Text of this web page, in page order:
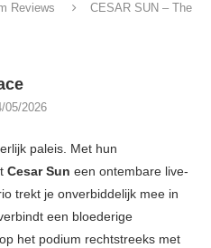
Reviews
CESAR SUN – The
05/2026
paleis. Met hun
Cesar Sun een ontembare live-
trekt je onverbiddelijk mee in
een bloederige
het podium rechtstreeks met